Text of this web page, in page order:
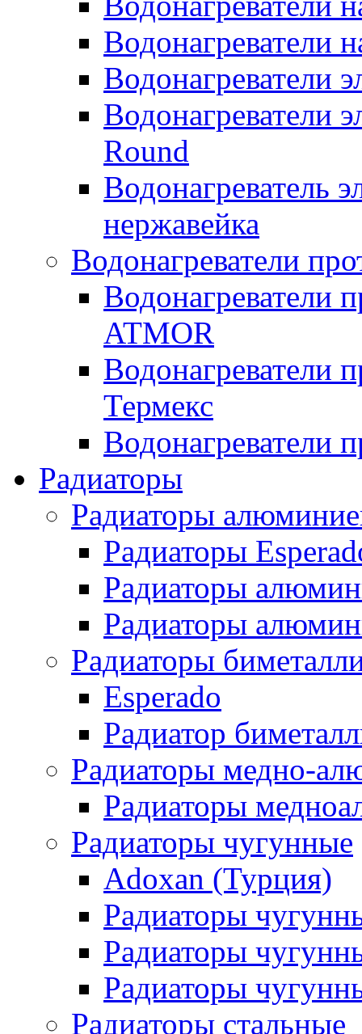
Водонагреватели
Водонагреватели
Водонагреватели
Round
Водонагреватель
нержавейка
Водонагреватели
Водонагреватели
ATMOR
Водонагреватели
Термекс
Водонагреватели
Радиаторы
Радиаторы
Радиаторы
Радиаторы
Радиаторы
Радиаторы
Esperado
Радиатор
Радиаторы медно-
Радиаторы
Радиаторы чугунные
Adoxan (Турция)
Радиаторы
Радиаторы
Радиаторы
Радиаторы стальные